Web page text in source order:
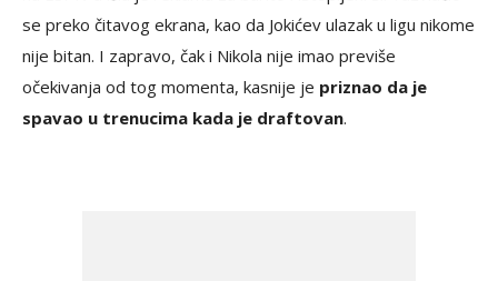
se preko čitavog ekrana, kao da Jokićev ulazak u ligu nikome
nije bitan. I zapravo, čak i Nikola nije imao previše
očekivanja od tog momenta, kasnije je priznao da je
spavao u trenucima kada je draftovan.